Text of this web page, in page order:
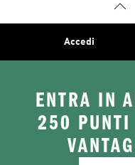
Accedi
ENTRA IN
250 PUNTI